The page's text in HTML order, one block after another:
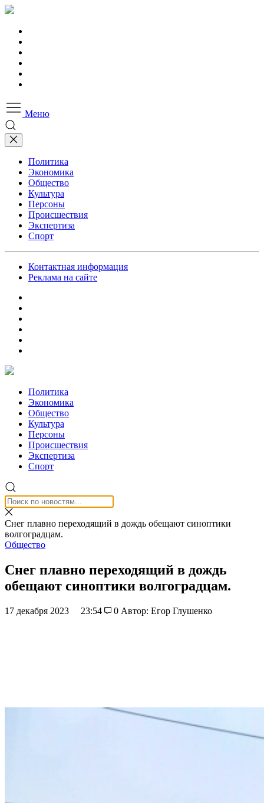
Меню
Политика
Экономика
Общество
Культура
Персоны
Происшествия
Экспертиза
Спорт
Контактная информация
Реклама на сайте
Политика
Экономика
Общество
Культура
Персоны
Происшествия
Экспертиза
Спорт
Снег плавно переходящий в дождь обещают синоптики
волгоградцам.
Общество
Снег плавно переходящий в дождь
обещают синоптики волгоградцам.
17 декабря 2023 23:54 0 Автор: Егор Глушенко